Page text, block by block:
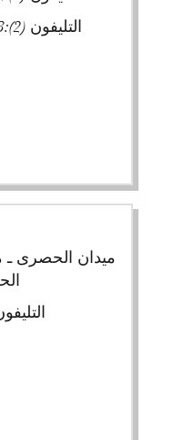
التليفون (2):
ميدان الحصرى ـ